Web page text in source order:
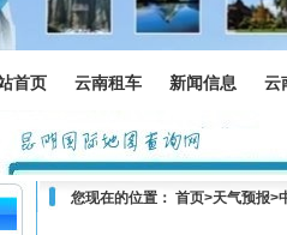
首页 云南租车 新闻信息 云
您现在的位置： 首页>天气预报>